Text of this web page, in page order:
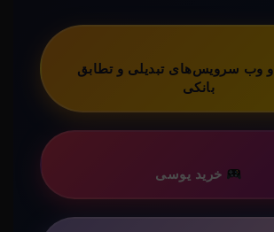
API و وب سرویس‌های تبدیلی و تطابق
بانکی
خرید یوسی